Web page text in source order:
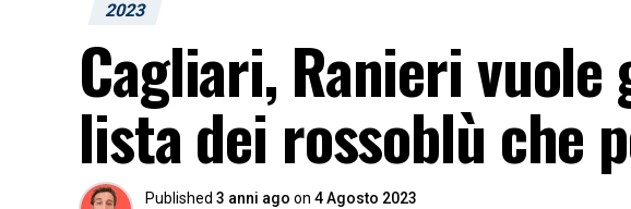
2023
Cagliari, Ranieri
lista dei rossoblù che
Published 3 anni ago on 4 Agosto 2023